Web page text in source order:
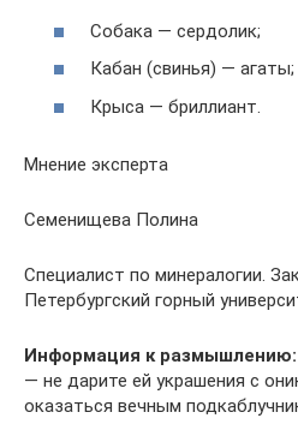
Собака — сердолик;
Кабан (свинья) — агаты;
Крыса — бриллиант.
Мнение эксперта
Семенищева Полина
Специалист по минералогии.
Петербургский горный
Информация к размышлению:
— не дарите ей украшения с
оказаться вечным